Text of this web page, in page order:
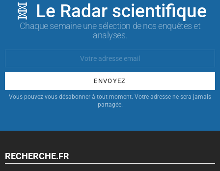
🧬 Le Radar scientifique
Chaque semaine une sélection de nos enquêtes et
analyses.
:
Vous pouvez vous désabonner à tout moment. Votre adresse ne sera jamais
partagée.
RECHERCHE.FR